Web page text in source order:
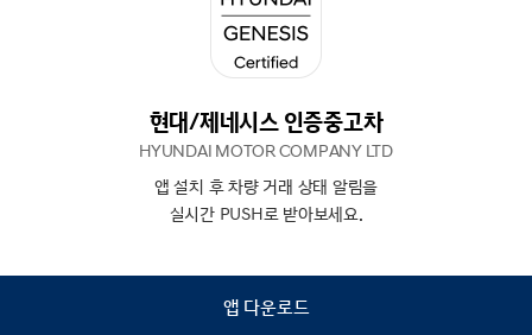
검색
현대/제네시스 인증중고차
HYUNDAI MOTOR COMPANY LTD
앱 설치 후 차량 거래 상태 알림을
실시간 PUSH로 받아보세요.
앱 다운로드